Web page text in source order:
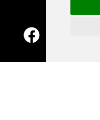
Contacte